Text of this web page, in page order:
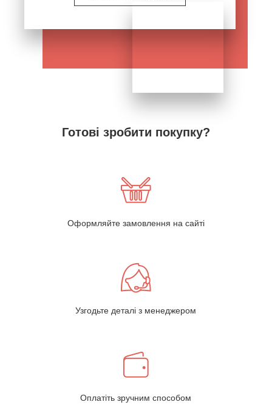
Готові зробити покупку?
Оформляйте замовлення на сайті
Узгодьте деталі з менеджером
Оплатіть зручним способом